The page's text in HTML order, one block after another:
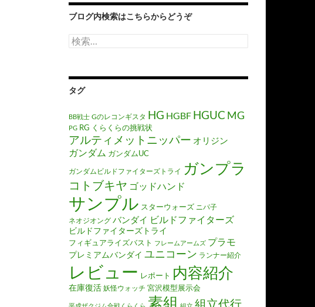
ブログ内検索はこちらからどうぞ
検
索:
タグ
BB戦士 Gのレコンギスタ HG HGBF HGUC MG
PG RG くらくらの挑戦状
アルティメットニッパー オリジン
ガンダム ガンダムUC
ガンダムビルドファイターズトライ ガンプラ
コトブキヤ ゴッドハンド
サンプル スターウォーズ ニパ子
ネオジオング バンダイ ビルドファイターズ
ビルドファイターズトライ
フィギュアライズバスト フレームアームズ プラモ
プレミアムバンダイ ユニコーン ランナー紹介
レビュー レポート 内容紹介
在庫復活 妖怪ウォッチ 宮沢模型展示会
素組 組立代行